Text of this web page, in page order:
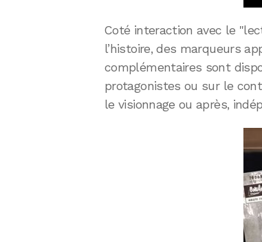
Coté interaction avec le
l’histoire, des marqueurs
complémentaires sont
protagonistes ou sur le
le visionnage ou après,